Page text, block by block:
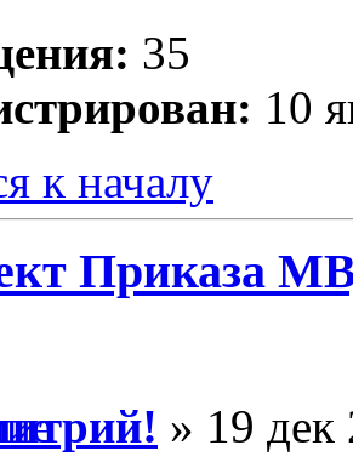
35
10
к началу
Приказа
» 19 дек